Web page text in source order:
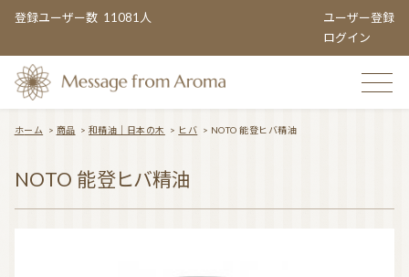
登録ユーザー数 11081人
ユーザー登録
ログイン
ホーム > 商品 >和精油｜日本の木 > ヒバ > NOTO 能登ヒバ精油
NOTO 能登ヒバ精油